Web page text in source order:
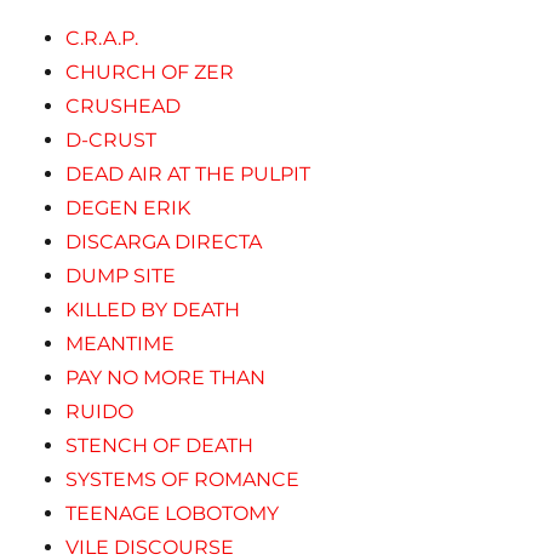
C.R.A.P.
CHURCH OF ZER
CRUSHEAD
D-CRUST
DEAD AIR AT THE PULPIT
DEGEN ERIK
DISCARGA DIRECTA
DUMP SITE
KILLED BY DEATH
MEANTIME
PAY NO MORE THAN
RUIDO
STENCH OF DEATH
SYSTEMS OF ROMANCE
TEENAGE LOBOTOMY
VILE DISCOURSE